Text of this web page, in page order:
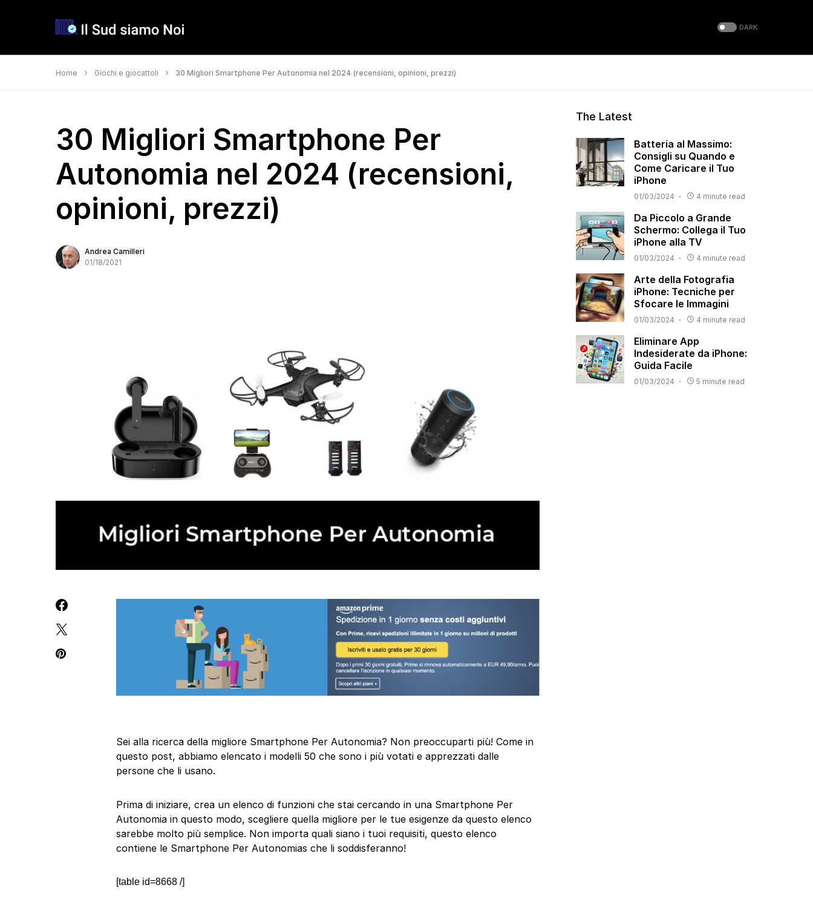
DARK
Home Giochi e giocattoli 30 Migliori Smartphone Per Autonomia nel 2024 (recensioni, opinioni, prezzi)
30 Migliori Smartphone Per
Autonomia nel 2024 (recensioni,
opinioni, prezzi)
Andrea Camilleri
01/18/2021
Sei alla ricerca della migliore Smartphone Per Autonomia? Non preoccuparti più! Come in
questo post, abbiamo elencato i modelli 50 che sono i più votati e apprezzati dalle
persone che li usano.
Prima di iniziare, crea un elenco di funzioni che stai cercando in una Smartphone Per
Autonomia in questo modo, scegliere quella migliore per le tue esigenze da questo elenco
sarebbe molto più semplice. Non importa quali siano i tuoi requisiti, questo elenco
contiene le Smartphone Per Autonomias che li soddisferanno!
[table id=8668 /]
The Latest
Batteria al Massimo:
Consigli su Quando e
Come Caricare il Tuo
iPhone
01/03/2024 4 minute read
Da Piccolo a Grande
Schermo: Collega il Tuo
iPhone alla TV
01/03/2024 4 minute read
Arte della Fotografia
iPhone: Tecniche per
Sfocare le Immagini
01/03/2024 4 minute read
Eliminare App
Indesiderate da iPhone:
Guida Facile
01/03/2024 5 minute read